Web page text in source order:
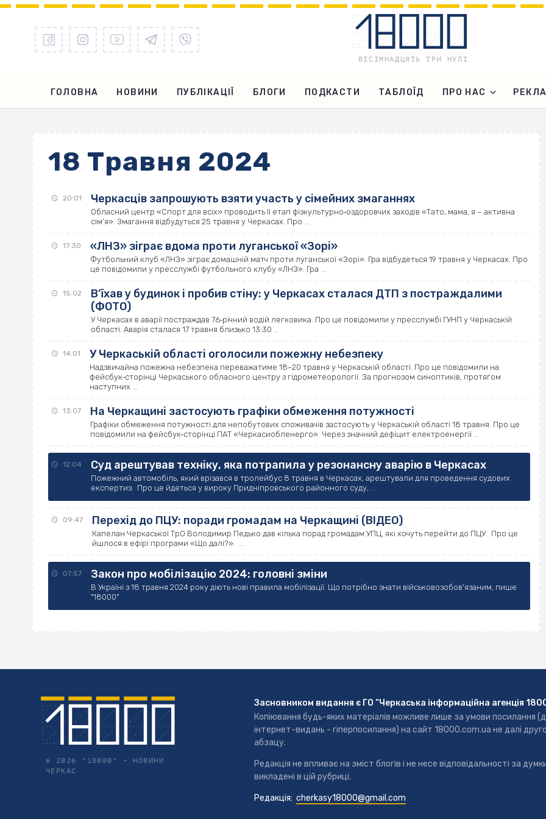
ГОЛОВНА НОВИНИ ПУБЛІКАЦІЇ БЛОГИ ПОДКАСТИ ТАБЛОЇД ПРО НАС
18 Травня 2024
20:01 Черкасців запрошують взяти участь у сімейних змаганнях
Обласний центр «Спорт для всіх» проводить ІІ етап фізкультурно‐оздоровчих заходів «Тато, мама, я – активна
сім’я». Змагання відбудуться 25 травня у Черкасах. Про ...
17:30 «ЛНЗ» зіграє вдома проти луганської «Зорі»
Футбольний клуб «ЛНЗ» зіграє домашній матч проти луганської «Зорі». Гра відбудеться 19 травня у Черкасах. Про
це повідомили у пресслужбі футбольного клубу «ЛНЗ». Гра ...
15:02
В’їхав у будинок і пробив стіну: у Черкасах сталася ДТП з постраждалими
(ФОТО)
У Черкасах в аварії постраждав 76‐річний водій легковика. Про це повідомили у пресслужбі ГУНП у Черкаській
області. Аварія сталася 17 травня близько 13:30 ...
14:01 У Черкаській області оголосили пожежну небезпеку
Надзвичайна пожежна небезпека переважатиме 18–20 травня у Черкаській області. Про це повідомили на
фейсбук‐сторінці Черкаського обласного центру з гідрометеорології. За прогнозом синоптиків, протягом
наступних ...
13:07 На Черкащині застосують графіки обмеження потужності
Графіки обмеження потужності для непобутових споживачів застосують у Черкаській області 18 травня. Про це
повідомили на фейсбук‐сторінці ПАТ «Черкасиобленерго». Через значний дефіцит електроенергії ...
12:04 Суд арештував техніку, яка потрапила у резонансну аварію в Черкасах
Пожежний автомобіль, який врізався в тролейбус 8 травня в Черкасах, арештували для проведення судових
експертиз. Про це йдеться у вироку Придніпровського районного суду, ...
09:47 Перехід до ПЦУ: поради громадам на Черкащині (ВІДЕО)
Капелан Черкаської ТрО Володимир Педько дав кілька порад громадам УПЦ, які хочуть перейти до ПЦУ. Про це
йшлося в ефірі програми «Що далі?». ...
07:57 Закон про мобілізацію 2024: головні зміни
В Україні з 18 травня 2024 року діють нові правила мобілізації. Що потрібно знати військовозобов'язаним, пише
"18000"
© 2026 "18000" –НОВИНИ
ЧЕРКАС
Засновником видання є ГО “Черкаська інформаційна агенція
Копіювання будь-яких матеріалів можливе лише за умови посилання
інтернет-видань - гіперпосилання) на сайт 18000.com.ua не далі
абзацу.
Редакція не впливає на зміст блогів і не несе відповідальності за
викладені в цій рубриці.
Редакція: cherkasy18000@gmail.com